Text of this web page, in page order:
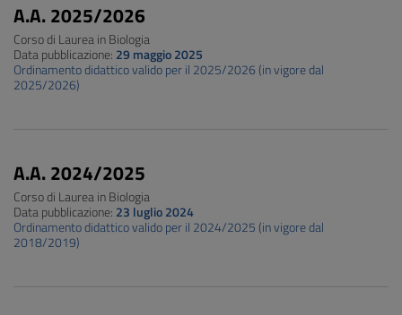
A.A. 2025/2026
Corso di Laurea in Biologia
Data pubblicazione: 29 maggio 2025
Ordinamento didattico valido per il 2025/2026 (in vigore dal
2025/2026)
A.A. 2024/2025
Corso di Laurea in Biologia
Data pubblicazione: 23 luglio 2024
Ordinamento didattico valido per il 2024/2025 (in vigore dal
2018/2019)